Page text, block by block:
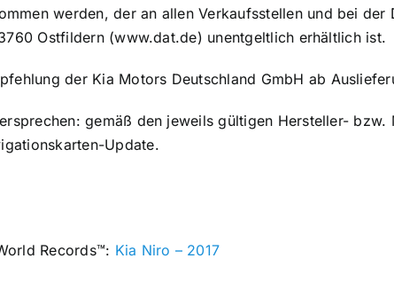
werden, der an allen Verkaufsstellen und bei
Ostfildern (www.dat.de) unentgeltlich erhältlich ist.
der Kia Motors Deutschland GmbH ab
gemäß den jeweils gültigen Hersteller-
Update.
Records™: Kia Niro – 2017